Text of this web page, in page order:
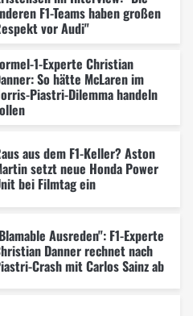
F1-Teams haben großen
vor Audi"
1-Experte Christian
So hätte McLaren im
Piastri-Dilemma handeln
aus dem F1-Keller? Aston
setzt neue Honda Power
bei Filmtag ein
Ausreden": F1-Experte
Danner rechnet nach
Crash mit Carlos Sainz ab